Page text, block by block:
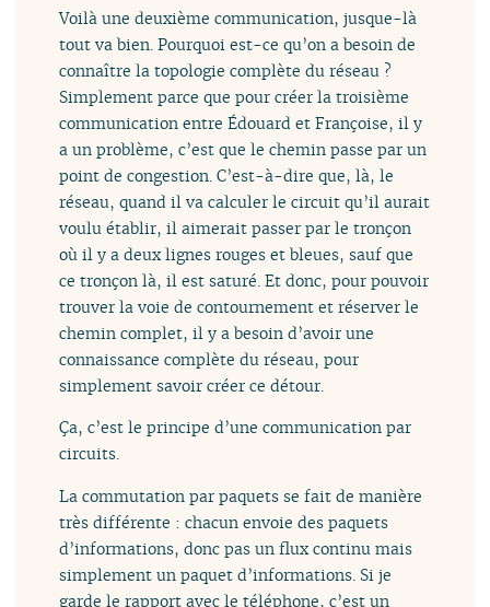
Voilà une deuxième communication, jusque-là
tout va bien. Pourquoi est-ce qu’on a besoin de
connaître la topologie complète du réseau ?
Simplement parce que pour créer la troisième
communication entre Édouard et Françoise, il y
a un problème, c’est que le chemin passe par un
point de congestion. C’est-à-dire que, là, le
réseau, quand il va calculer le circuit qu’il aurait
voulu établir, il aimerait passer par le tronçon
où il y a deux lignes rouges et bleues, sauf que
ce tronçon là, il est saturé. Et donc, pour pouvoir
trouver la voie de contournement et réserver le
chemin complet, il y a besoin d’avoir une
connaissance complète du réseau, pour
simplement savoir créer ce détour.
Ça, c’est le principe d’une communication par
circuits.
La commutation par paquets se fait de manière
très différente : chacun envoie des paquets
d’informations, donc pas un flux continu mais
simplement un paquet d’informations. Si je
garde le rapport avec le téléphone, c’est un